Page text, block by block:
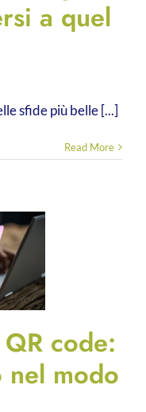
a quel
sfide più belle [...]
Read More
code:
nel modo